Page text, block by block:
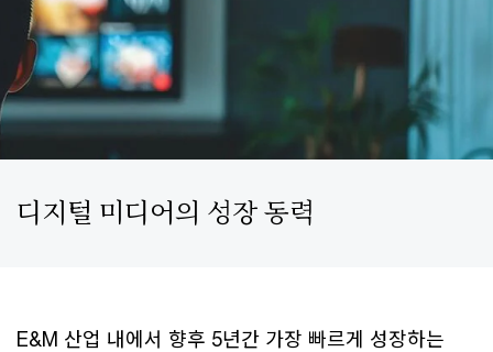
디지털 미디어의 성장 동력
E&M 산업 내에서 향후 5년간 가장 빠르게 성장하는